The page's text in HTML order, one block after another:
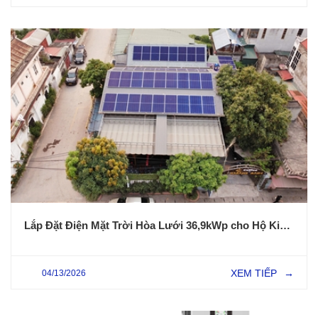
Lắp Đặt Điện Mặt Trời Hòa Lưới 36,9kWp cho Hộ Kinh Doanh CAFE tại Xã Phú Thái – TP Hải Phòng
04/13/2026 XEM TIẾP →